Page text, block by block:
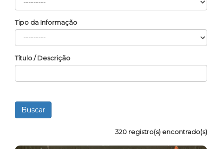
Tipo da Informação
Título / Descrição
320 registro(s) encontrado(s)